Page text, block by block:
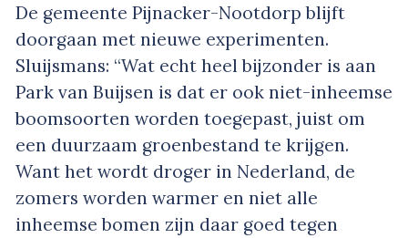
De gemeente Pijnacker-Nootdorp blijft
doorgaan met nieuwe experimenten.
Sluijsmans: “Wat echt heel bijzonder is aan
Park van Buijsen is dat er ook niet-inheemse
boomsoorten worden toegepast, juist om
een duurzaam groenbestand te krijgen.
Want het wordt droger in Nederland, de
zomers worden warmer en niet alle
inheemse bomen zijn daar goed tegen